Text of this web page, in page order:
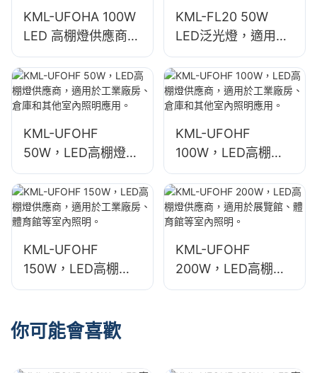
KML-UFOHA 100W
LED 高棚燈供應商，
適用於工業廠房、倉
庫等室內空間。
KML-FL20 50W
LED泛光燈，適用於
戶外廣告看板和大型
標誌照明
KML-UFOHF
50W，LED高棚燈供
應商，適用於工業廠
房、倉庫和其他室內
照明應用。
KML-UFOHF
100W，LED高棚燈
供應商，適用於工業
廠房、倉庫和其他室
內照明應用。
KML-UFOHF
150W，LED高棚燈
供應商，適用於工業
照明。
KML-UFOHF
200W，LED高棚燈
供應商，適用於展覽
你可能會喜歡